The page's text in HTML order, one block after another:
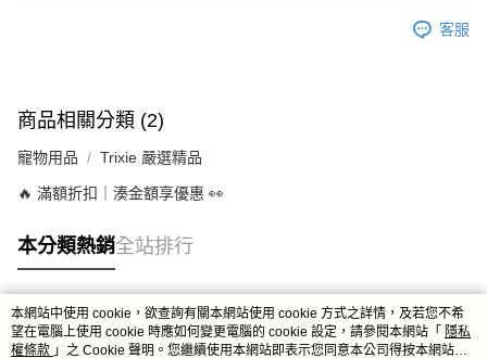
客服
商品相關分類 (2)
寵物用品 Trixie 嚴選精品
🔥 滿額折扣｜湊金額享優惠 👀
本分類熱銷全站排行
熱門標籤
本網站中使用 cookie，欲查詢有關本網站使用 cookie 方式之詳情，及若您不希
望在電腦上使用 cookie 時應如何變更電腦的 cookie 設定，請參閱本網站「 隱私
權條款 」之 Cookie 聲明。您繼續使用本網站即表示您同意本公司得按本網站使